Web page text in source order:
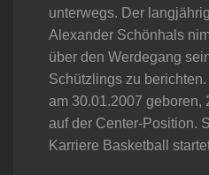
unterwegs. Der
Alexander Schönhals
über den Werdegang
Schützlings zu
am 30.01.2007 geboren,
auf der Center-Position.
Karriere Basketball